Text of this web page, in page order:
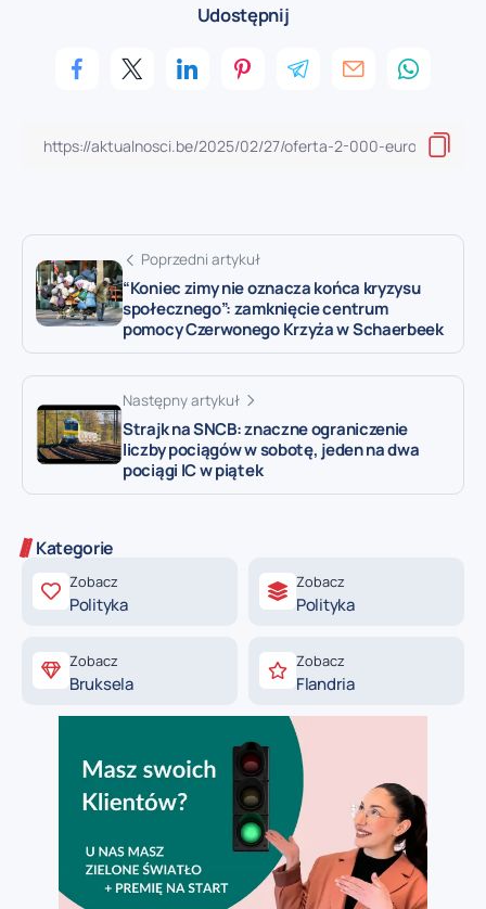
Udostępnij
Poprzedni artykuł
“Koniec zimy nie oznacza końca kryzysu
społecznego”: zamknięcie centrum
pomocy Czerwonego Krzyża w Schaerbeek
Następny artykuł
Strajk na SNCB: znaczne ograniczenie
liczby pociągów w sobotę, jeden na dwa
pociągi IC w piątek
Kategorie
Zobacz
Polityka
Zobacz
Polityka
Zobacz
Bruksela
Zobacz
Flandria